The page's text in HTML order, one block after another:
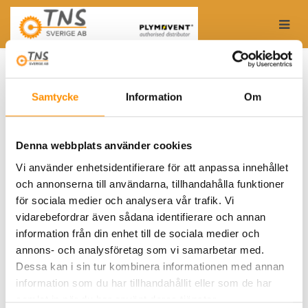
Samtycke Information Om
Denna webbplats använder cookies
Vi använder enhetsidentifierare för att anpassa innehållet
och annonserna till användarna, tillhandahålla funktioner
för sociala medier och analysera vår trafik. Vi
vidarebefordrar även sådana identifierare och annan
information från din enhet till de sociala medier och
annons- och analysföretag som vi samarbetar med.
Dessa kan i sin tur kombinera informationen med annan
information som du har tillhandahållit eller som de har
samlat in när du har använt deras tjänster.
Hem Avgasutsug fordonverkstad Avgasmunstycke
REC gummimunstycke med co-uttag och fjäderklämma
är ett avgasmunstycke lämpligt att använda i
avgasrullar.
REChar en justerbar låsfjäder som fäster det mot
avgasröret på fordonet. Munstycket består av en
högtemperaturbeständigt gummi utrustat med ett CO-
uttag för mätning av utsläppsvärden. Munstycket
rekommenderas för reparations- och serviceverkstäder
för personbil och lastbil.
ModellREC-D levereras med ett manuellt mekaniskt